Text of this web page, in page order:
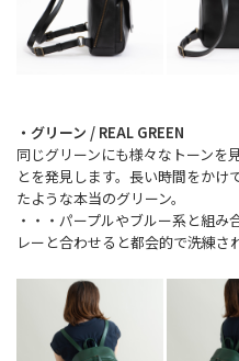
・グリーン / REAL GREEN
同じグリーンにも様々なトーンを
とを発見します。長い時間をか
たような本当のグリーン。
・・・パープルやブルー系と組
レーと合わせると都会的で洗練さ